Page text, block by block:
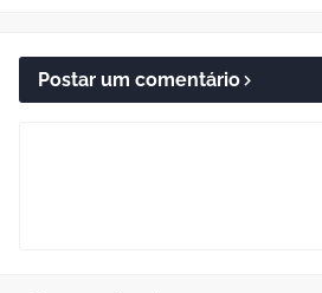
Postar um comentário